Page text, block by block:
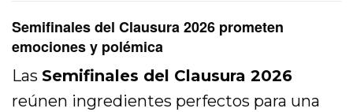
Semifinales del Clausura 2026 prometen
emociones y polémica
LasSemifinales del Clausura 2026
reúnen ingredientes perfectos para una